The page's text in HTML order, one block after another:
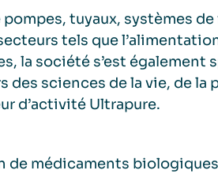
tuyaux, systèmes
tels que
la société s’est également
sciences de la vie, de la
d’activité Ultrapure.
médicaments